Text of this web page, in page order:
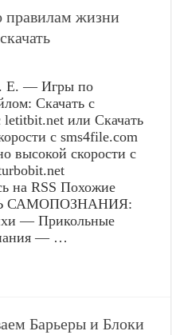
жизни
Е. — Игры по
Скачать с
letitbit.net или Скачать
с sms4file.com
высокой скорости с
на RSS Похожие
САМОПОЗНАНИЯ:
— Прикольные
— …
Барьеры и Блоки